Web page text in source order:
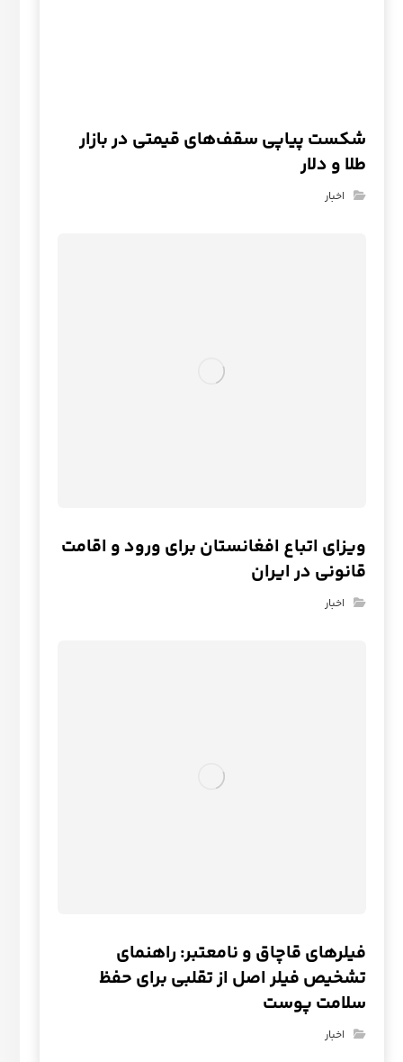
شکست پیاپی سقف‌های قیمتی در بازار
طلا و دلار
اخبار
ویزای اتباع افغانستان برای ورود و اقامت
قانونی در ایران
اخبار
فیلرهای قاچاق و نامعتبر: راهنمای
تشخیص فیلر اصل از تقلبی برای حفظ
سلامت پوست
اخبار